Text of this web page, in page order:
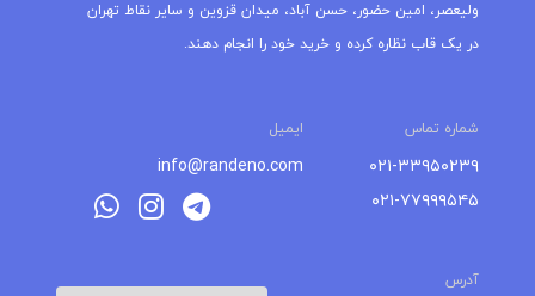
ولیعصر، امین حضور، حسن آباد، میدان قزوین و سایر نقاط تهران
در یک قاب نظاره کرده و خرید خود را انجام دهند.
شماره تماس ایمیل
۰۲۱-۳۳۹۵۰۲۳۹
۰۲۱-۷۷۹۹۹۵۴۵
info@randeno.com
آدرس